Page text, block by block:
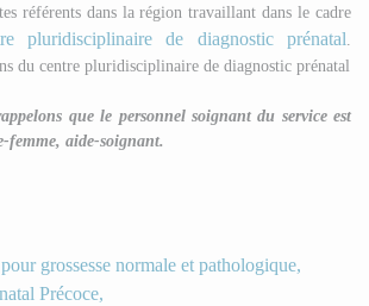
référents dans la région travaillant dans le cadre
pluridisciplinaire de diagnostic prénatal
du centre pluridisciplinaire de diagnostic prénatal
que le personnel soignant du service est
femme, aide-soignant.
grossesse normale et pathologique,
Précoce,